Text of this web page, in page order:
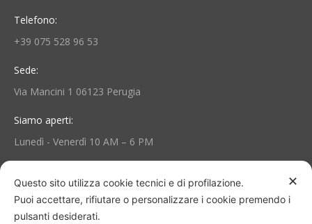
Telefono:
+39 075 528 96 53
Sede:
Via Mancini 1 06123 Perugia
Siamo aperti:
Lunedì - Venerdì 10 AM – 6 PM
Area Personale e Info
Il mio account
✕
Questo sito utilizza cookie tecnici e di profilazione.
Puoi accettare, rifiutare o personalizzare i cookie premendo i
pulsanti desiderati.